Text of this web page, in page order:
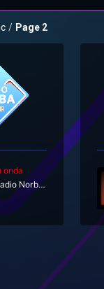
/ Page 2
onda
Radio Norba Italiana